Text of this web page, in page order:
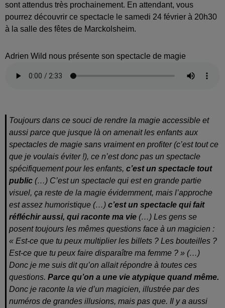
sont attendus très prochainement. En attendant, vous
pourrez découvrir ce spectacle le samedi 24 février à 20h30
à la salle des fêtes de Marckolsheim.
Adrien Wild nous présente son spectacle de magie
Toujours dans ce souci de rendre la magie accessible et
aussi parce que jusque là on amenait les enfants aux
spectacles de magie sans vraiment en profiter (c’est tout ce
que je voulais éviter !), ce n’est donc pas un spectacle
spécifiquement pour les enfants, c’est un spectacle tout
public (…) C’est un spectacle qui est en grande partie
visuel, ça reste de la magie évidemment, mais l’approche
est assez humoristique (…) c’est un spectacle qui fait
réfléchir aussi, qui raconte ma vie (…) Les gens se
posent toujours les mêmes questions face à un magicien :
« Est-ce que tu peux multiplier les billets ? Les bouteilles ?
Est-ce que tu peux faire disparaître ma femme ? » (…)
Donc je me suis dit qu’on allait répondre à toutes ces
questions. Parce qu’on a une vie atypique quand même.
Donc je raconte la vie d’un magicien, illustrée par des
numéros de grandes illusions, mais pas que. Il y a aussi